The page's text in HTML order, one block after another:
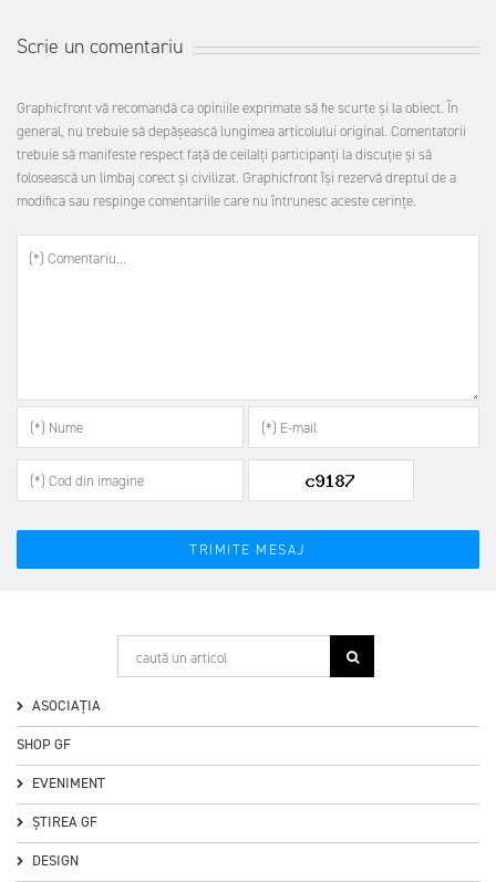
Scrie un comentariu
Graphicfront vă recomandă ca opiniile exprimate să fie scurte şi la obiect. În
general, nu trebuie să depăşească lungimea articolului original. Comentatorii
trebuie să manifeste respect faţă de ceilalţi participanţi la discuţie şi să
folosească un limbaj corect şi civilizat. Graphicfront îşi rezervă dreptul de a
modifica sau respinge comentariile care nu întrunesc aceste cerinţe.
ASOCIAȚIA
SHOP GF
EVENIMENT
ȘTIREA GF
DESIGN